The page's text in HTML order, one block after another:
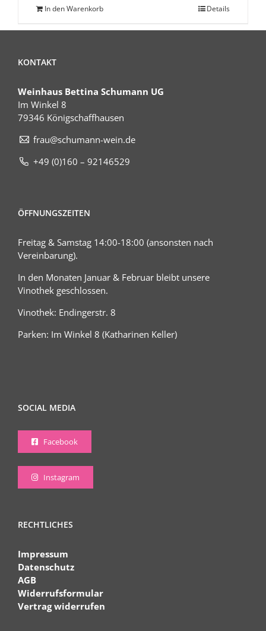
In den Warenkorb Details
KONTAKT
Weinhaus Bettina Schumann UG
Im Winkel 8
79346 Königschaffhausen
frau@schumann-wein.de
+49 (0)160 – 92146529
ÖFFNUNGSZEITEN
Freitag & Samstag 14:00-18:00 (ansonsten nach
Vereinbarung).
In den Monaten Januar & Februar bleibt unsere
Vinothek geschlossen.
Vinothek: Endingerstr. 8
Parken: Im Winkel 8 (Katharinen Keller)
SOCIAL MEDIA
Facebook
Instagram
RECHTLICHES
Impressum
Datenschutz
AGB
Widerrufsformular
Vertrag widerrufen